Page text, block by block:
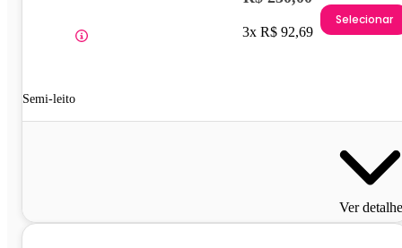
Semi-leito
3x R$ 92,69
Selecionar
Ver